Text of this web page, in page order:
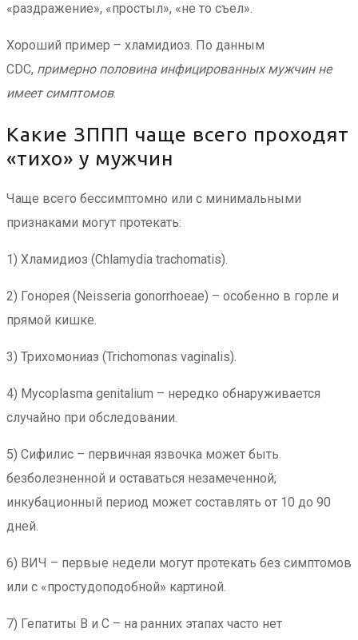
«раздражение», «простыл», «не то съел».
Хороший пример – хламидиоз. По данным
CDC, примерно половина инфицированных мужчин не
имеет симптомов.
Какие ЗППП чаще всего проходят
«тихо» у мужчин
Чаще всего бессимптомно или с минимальными
признаками могут протекать:
1) Хламидиоз (Chlamydia trachomatis).
2) Гонорея (Neisseria gonorrhoeae) – особенно в горле и
прямой кишке.
3) Трихомониаз (Trichomonas vaginalis).
4) Mycoplasma genitalium – нередко обнаруживается
случайно при обследовании.
5) Сифилис – первичная язвочка может быть
безболезненной и оставаться незамеченной;
инкубационный период может составлять от 10 до 90
дней.
6) ВИЧ – первые недели могут протекать без симптомов
или с «простудоподобной» картиной.
7) Гепатиты B и C – на ранних этапах часто нет